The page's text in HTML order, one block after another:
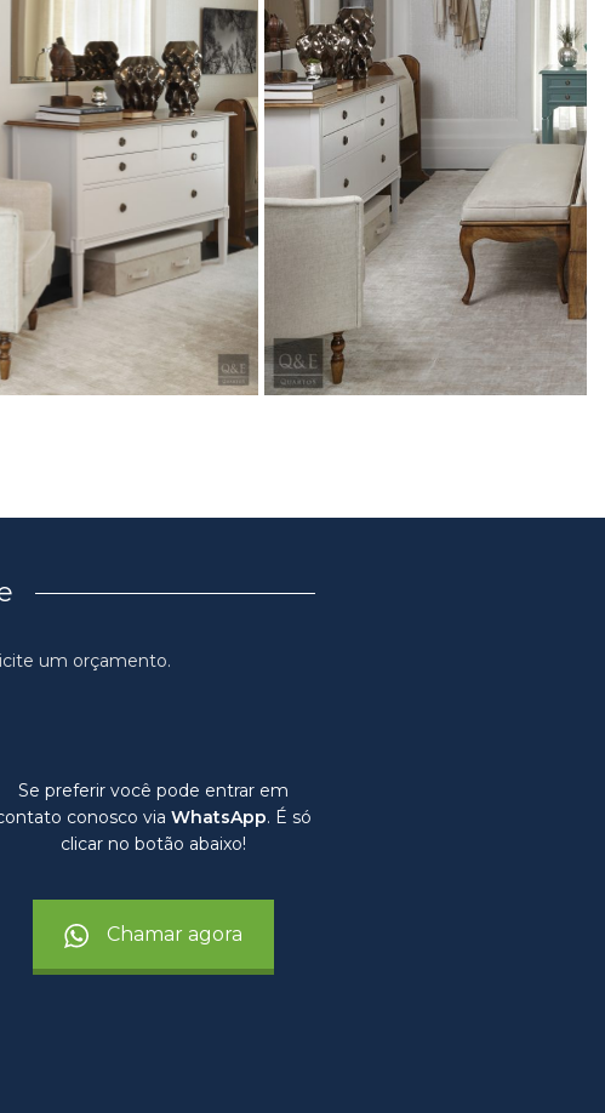
um orçamento.
Se preferir você pode entrar em
conosco via WhatsApp. É só
clicar no botão abaixo!
Chamar agora